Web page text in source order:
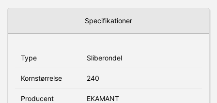
Specifikationer
Type Sliberondel
Kornstørrelse 240
Producent EKAMANT